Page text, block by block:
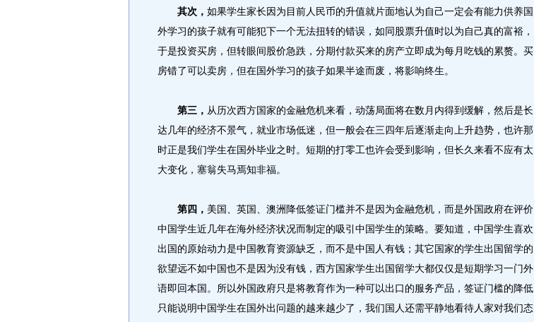
其次， 如果学生家长因为目前人民币的升值就片面地认为自己一定会有能力供养国
外学习的孩子就有可能犯下一个无法扭转的错误，如同股票升值时以为自己真的富裕，
于是投资买房，但转眼间股价急跌，分期付款买来的房产立即成为每月吃钱的累赘。买
房错了可以卖房，但在国外学习的孩子如果半途而废，将影响终生。
第三， 从历次西方国家的金融危机来看，动荡局面将在数月内得到缓解，然后是长
达几年的经济不景气，就业市场低迷，但一般会在三四年后逐渐走向上升趋势，也许那
时正是我们学生在国外毕业之时。短期的打零工也许会受到影响，但长久来看不应有太
大变化，塞翁失马焉知非福。
第四， 美国、英国、澳洲降低签证门槛并不是因为金融危机，而是外国政府在评价
中国学生近几年在海外经济状况而制定的吸引中国学生的策略。要知道，中国学生喜欢
出国的原始动力是中国教育资源缺乏，而不是中国人有钱；其它国家的学生出国留学的
欲望远不如中国也不是因为没有钱，西方国家学生出国留学大都仅仅是短期学习一门外
语即回本国。所以外国政府只是将教育作为一种可以出口的服务产品，签证门槛的降低
只能说明中国学生在国外出问题的越来越少了，我们国人还需平静地看待人家对我们态